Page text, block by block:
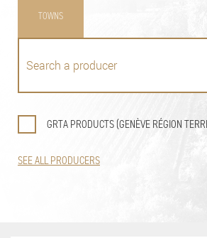
TOWNS
GRTA PRODUCTS (GENÈVE RÉGION
SEE ALL PRODUCERS